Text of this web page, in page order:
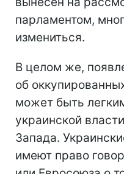
парламентом,
измениться.
В целом же,
об
может быть
украинской
Запада.
имеют право